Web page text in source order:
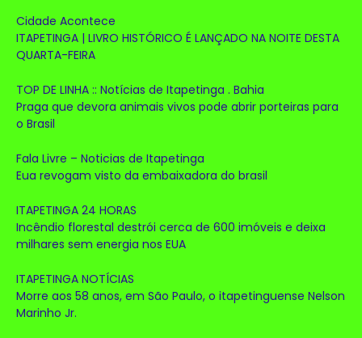
Cidade Acontece
ITAPETINGA | LIVRO HISTÓRICO É LANÇADO NA NOITE DESTA
QUARTA-FEIRA
TOP DE LINHA :: Notícias de Itapetinga . Bahia
Praga que devora animais vivos pode abrir porteiras para
o Brasil
Fala Livre – Noticias de Itapetinga
Eua revogam visto da embaixadora do brasil
ITAPETINGA 24 HORAS
Incêndio florestal destrói cerca de 600 imóveis e deixa
milhares sem energia nos EUA
ITAPETINGA NOTÍCIAS
Morre aos 58 anos, em São Paulo, o itapetinguense Nelson
Marinho Jr.